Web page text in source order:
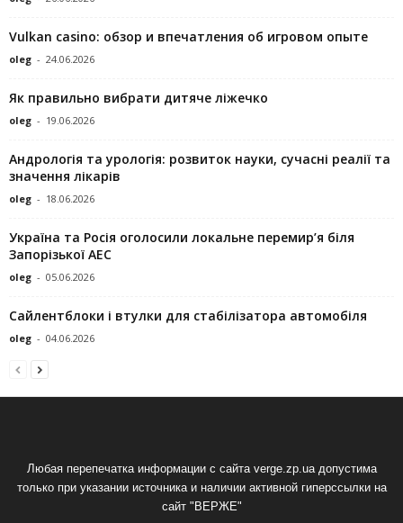
Vulkan casino: обзор и впечатления об игровом опыте
oleg - 24.06.2026
Як правильно вибрати дитяче ліжечко
oleg - 19.06.2026
Андрологія та урологія: розвиток науки, сучасні реалії та
значення лікарів
oleg - 18.06.2026
Україна та Росія оголосили локальне перемир’я біля
Запорізької АЕС
oleg - 05.06.2026
Сайлентблоки і втулки для стабілізатора автомобіля
oleg - 04.06.2026
Любая перепечатка информации с сайта verge.zp.ua допустима
только при указании источника и наличии активной гиперссылки на
сайт "ВЕРЖЕ"